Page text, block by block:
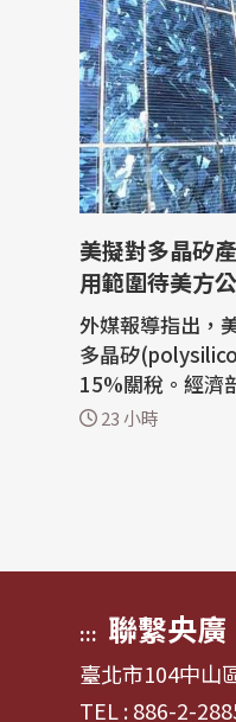
美擬對多晶矽
用範圍待美方
外媒報導指出，
多晶矽
15%關稅。經濟
傍晚回應，依照
23 小時
::: 聯繫央廣
臺北市104中山
TEL : 886-2-